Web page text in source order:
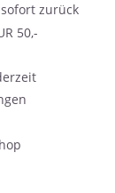
zurück
50,-